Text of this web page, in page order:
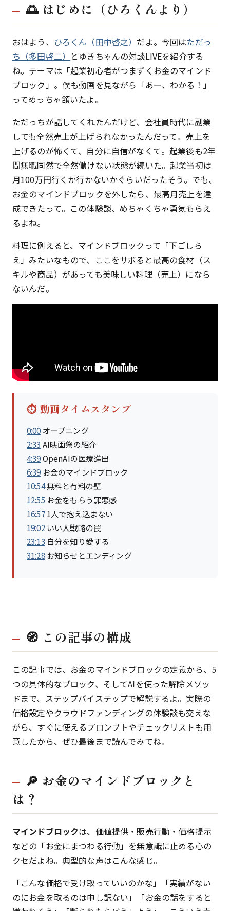
🌅 はじめに（ひろくんより）
おはよう、 ひろくん（田中啓之） だよ。今回はただっ
ち（多田啓二） とゆきちゃんの対談LIVEを紹介する
ね。テーマは「起業初心者がつまずくお金のマインド
ブロック」。僕も動画を見ながら「あー、わかる！」
ってめっちゃ頷いたよ。
ただっちが話してくれたんだけど、会社員時代に副業
しても全然売上が上げられなかったんだって。売上を
上げるのが怖くて、自分に自信がなくて。起業後も2年
間無職同然で全然働けない状態が続いた。起業当初は
月100万円行くか行かないかぐらいだったそう。でも、
お金のマインドブロックを外したら、最高月売上を達
成できたって。この体験談、めちゃくちゃ勇気もらえ
るよね。
料理に例えると、マインドブロックって「下ごしら
え」みたいなもので、ここをサボると最高の食材（ス
キルや商品）があっても美味しい料理（売上）になら
ないんだ。
⏱️ 動画タイムスタンプ
0:00 オープニング
2:33 AI映画祭の紹介
4:39OpenAIの医療進出
6:39 お金のマインドブロック
10:54無料と有料の壁
12:55 お金をもらう罪悪感
16:571人で抱え込まない
19:02いい人戦略の罠
23:13 自分を知り愛する
31:28お知らせとエンディング
🧭 この記事の構成
この記事では、お金のマインドブロックの定義から、5
つの具体的なブロック、そしてAIを使った解除メソッ
ドまで、ステップバイステップで解説するよ。実際の
価格設定やクラウドファンディングの体験談も交えな
がら、すぐに使えるプロンプトやチェックリストも用
意したから、ぜひ最後まで読んでみてね。
🔎 お金のマインドブロックと
は？
マインドブロックは、価値提供・販売行動・価格提示
などの「お金にまつわる行動」を無意識に止める心の
クセだよね。典型的な声はこんな感じ。
「こんな価格で受け取っていいのかな」「実績がない
のにお金を取るのは申し訳ない」「お金の話をすると